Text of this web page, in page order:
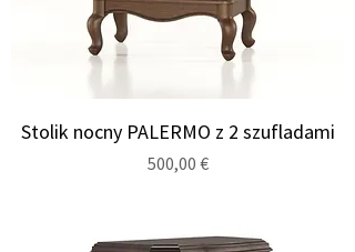
Stolik nocny PALERMO z 2 szufladami
Cena
500,00 €